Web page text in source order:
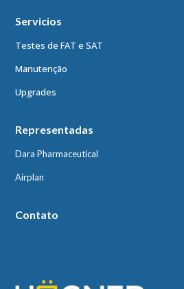
Servicios
Testes de FAT e SAT
Manutenção
Upgrades
Representadas
Dara Pharmaceutical
Airplan
Contato